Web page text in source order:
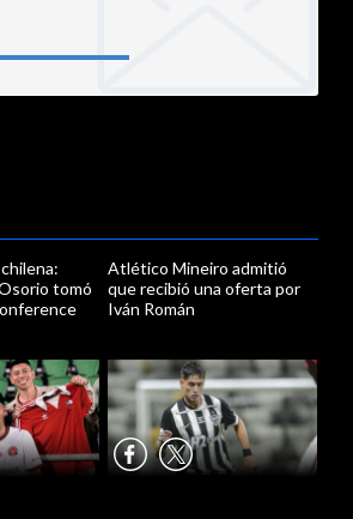
tomó
Atlético Mineiro admitió
que recibió una oferta por
Iván Román